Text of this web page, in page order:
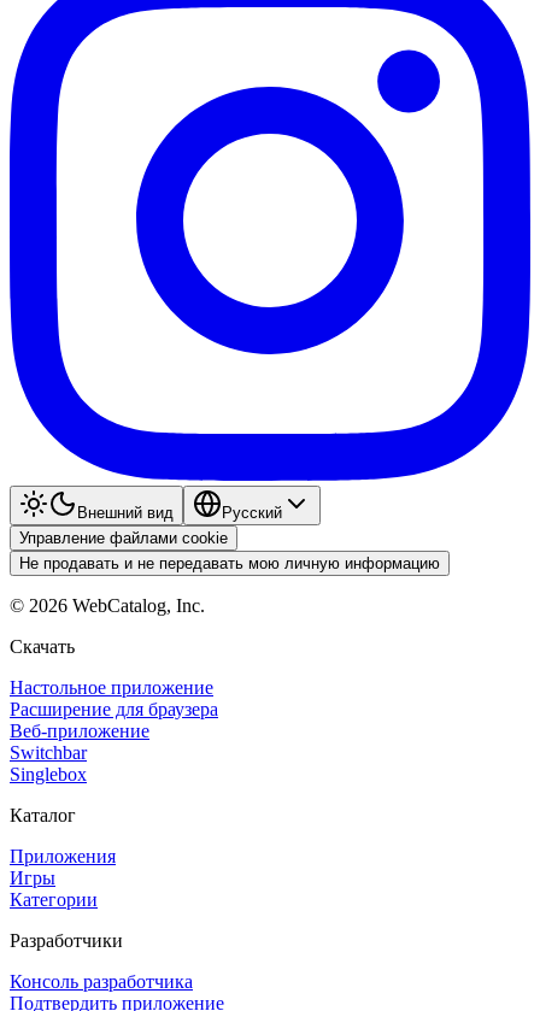
Внешний вид
Pyccкий
Управление файлами cookie
Не продавать и не передавать мою личную информацию
© 2026 WebCatalog, Inc.
Скачать
Настольное приложение
Расширение для браузера
Веб-приложение
Switchbar
Singlebox
Каталог
Приложения
Игры
Категории
Разработчики
Консоль разработчика
Подтвердить приложение